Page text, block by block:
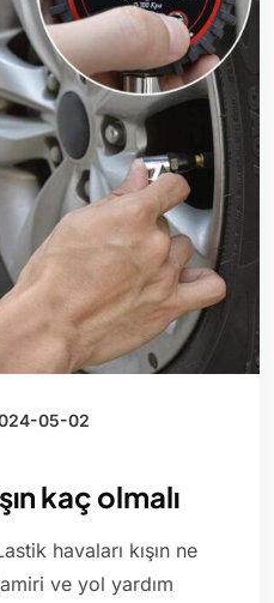
05-02
kaç olmalı
havaları kışın ne
ve yol yardım